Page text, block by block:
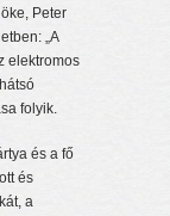
Peter
„A
elektromos
folyik.
és a fő
és
a